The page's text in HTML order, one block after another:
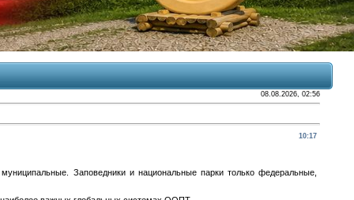
08.08.2026, 02:56
10:17
Заповедники и национальные парки только федеральные,